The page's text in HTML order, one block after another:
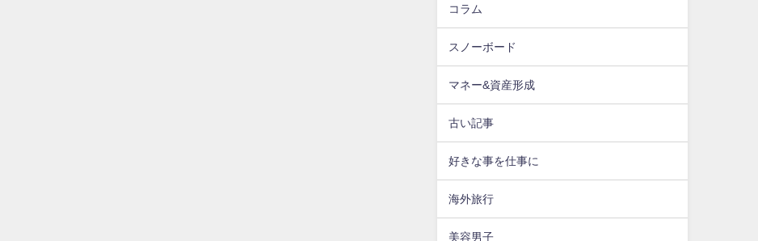
コラム
スノーボード
マネー&資産形成
古い記事
好きな事を仕事に
海外旅行
美容男子